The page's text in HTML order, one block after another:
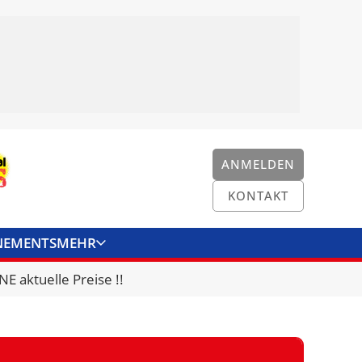
ANMELDEN
KONTAKT
MEHR
KONTAKT
aktuelle Preise !!